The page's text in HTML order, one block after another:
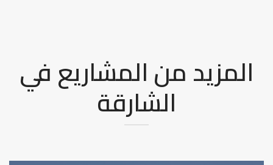
المزيد من المشاريع في
الشارقة